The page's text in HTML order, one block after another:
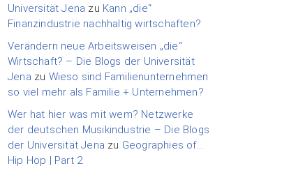
Universität Jena zu Kann „die“
Finanzindustrie nachhaltig wirtschaften?
Verändern neue Arbeitsweisen „die“
Wirtschaft? – Die Blogs der Universität
Jena zu Wieso sind Familienunternehmen
so viel mehr als Familie + Unternehmen?
Wer hat hier was mit wem? Netzwerke
der deutschen Musikindustrie – Die Blogs
der Universität Jena zu Geographies of…
Hip Hop | Part 2